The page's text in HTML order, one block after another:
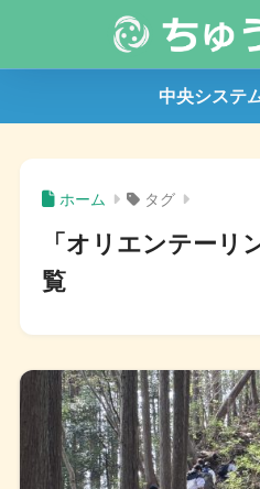
中央システ
ホーム タグ
「オリエンテーリ
覧